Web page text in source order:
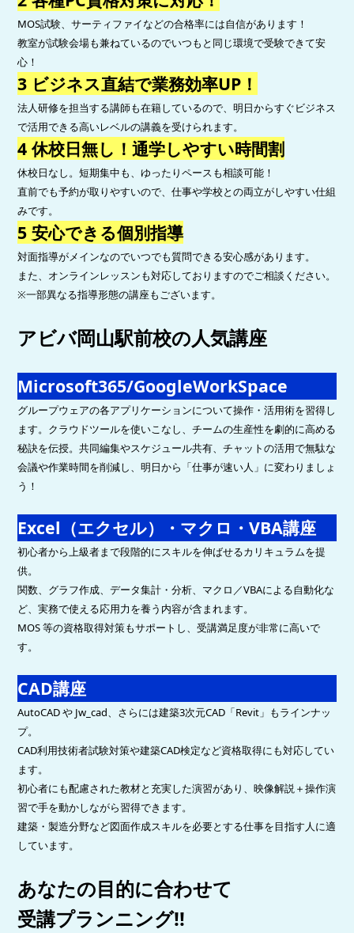
MOS試験、サーティファイなどの合格率には自信があります！
教室が試験会場も兼ねているのでいつもと同じ環境で受験できて安
心！
3 ビジネス直結で業務効率UP！
法人研修を担当する講師も在籍しているので、明日からすぐビジネス
で活用できる高いレベルの講義を受けられます。
4 休校日無し！通学しやすい時間割
休校日なし。短期集中も、ゆったりペースも相談可能！
直前でも予約が取りやすいので、仕事や学校との両立がしやすい仕組
みです。
5 安心できる個別指導
対面指導がメインなのでいつでも質問できる安心感があります。
また、オンラインレッスンも対応しておりますのでご相談ください。
※一部異なる指導形態の講座もございます。
アビバ岡山駅前校の人気講座
Microsoft365/GoogleWorkSpace
グループウェアの各アプリケーションについて操作・活用術を習得し
ます。クラウドツールを使いこなし、チームの生産性を劇的に高める
秘訣を伝授。共同編集やスケジュール共有、チャットの活用で無駄な
会議や作業時間を削減し、明日から「仕事が速い人」に変わりましょ
う！
Excel（エクセル）・マクロ・VBA講座
初心者から上級者まで段階的にスキルを伸ばせるカリキュラムを提
供。
関数、グラフ作成、データ集計・分析、マクロ／VBAによる自動化な
ど、実務で使える応用力を養う内容が含まれます。
MOS 等の資格取得対策もサポートし、受講満足度が非常に高いで
す。
CAD講座
AutoCAD や Jw_cad、さらには建築3次元CAD「Revit」もラインナッ
プ。
CAD利用技術者試験対策や建築CAD検定など資格取得にも対応してい
ます。
初心者にも配慮された教材と充実した演習があり、映像解説＋操作演
習で手を動かしながら習得できます。
建築・製造分野など図面作成スキルを必要とする仕事を目指す人に適
しています。
あなたの目的に合わせて
受講プランニング!!